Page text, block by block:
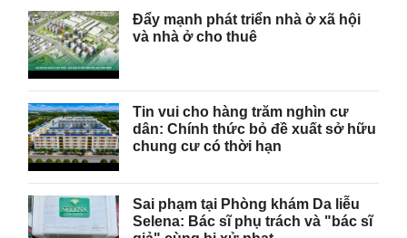
Đẩy mạnh phát triển nhà ở xã hội
và nhà ở cho thuê
Tin vui cho hàng trăm nghìn cư
dân: Chính thức bỏ đề xuất sở hữu
chung cư có thời hạn
Sai phạm tại Phòng khám Da liễu
Selena: Bác sĩ phụ trách và "bác sĩ